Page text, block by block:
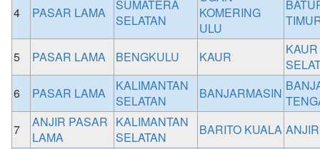
4 PASAR LAMA
SUMATERA
SELATAN
KOMERING
ULU
5 PASAR LAMA BENGKULU KAUR
KAUR
6
PASAR LAMA
KALIMANTAN
SELATAN
BANJARMASIN
7
ANJIR PASAR
LAMA
KALIMANTAN
SELATAN
BARITO KUALA